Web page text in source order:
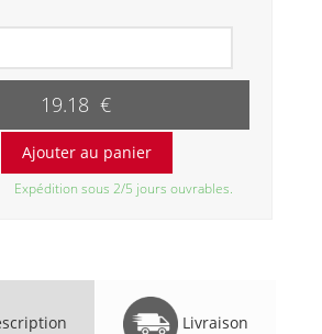
19.18 €
Expédition sous 2/5 jours ouvrables.
Livraison